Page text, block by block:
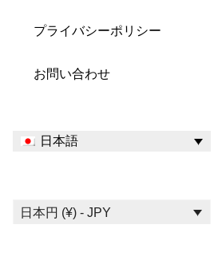
プライバシーポリシー
お問い合わせ
日本語
日本円 (¥) - JPY